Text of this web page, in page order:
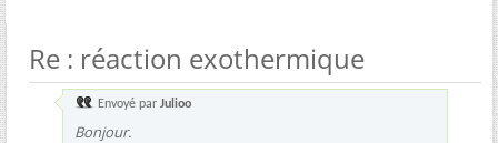
Re : réaction exothermique
Envoyé par Julioo
Bonjour.